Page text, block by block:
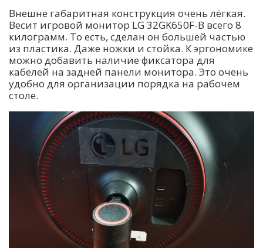
Внешне габаритная конструкция очень лёгкая.
Весит игровой монитор LG 32GK650F-B всего 8
килограмм. То есть, сделан он большей частью
из пластика. Даже ножки и стойка. К эргономике
можно добавить наличие фиксатора для
кабелей на задней панели монитора. Это очень
удобно для организации порядка на рабочем
столе.